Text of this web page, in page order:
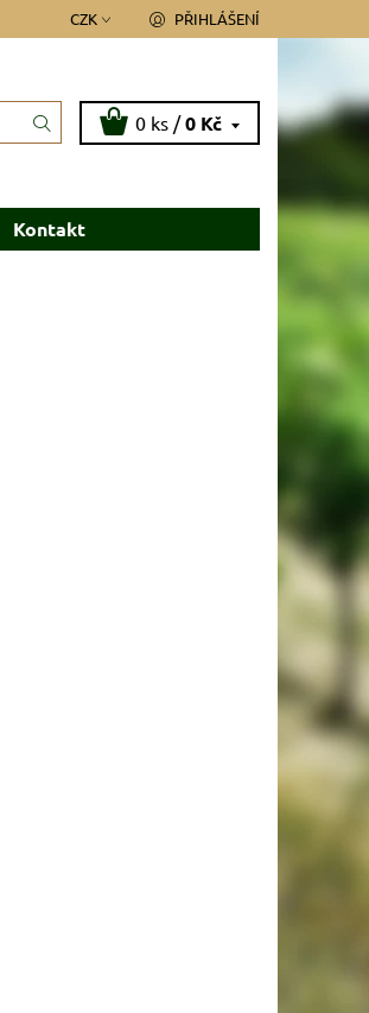
CZK PŘIHLÁŠENÍ
0 ks /0 Kč
Kontakt